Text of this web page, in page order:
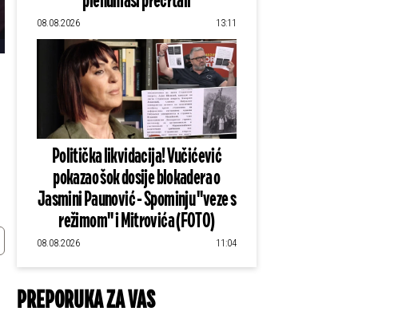
08.08.2026 13:11
Politička likvidacija! Vučićević
pokazao šok dosije blokadera o
Jasmini Paunović - Spominju "veze s
režimom" i Mitrovića (FOTO)
08.08.2026 11:04
PREPORUKA ZA VAS